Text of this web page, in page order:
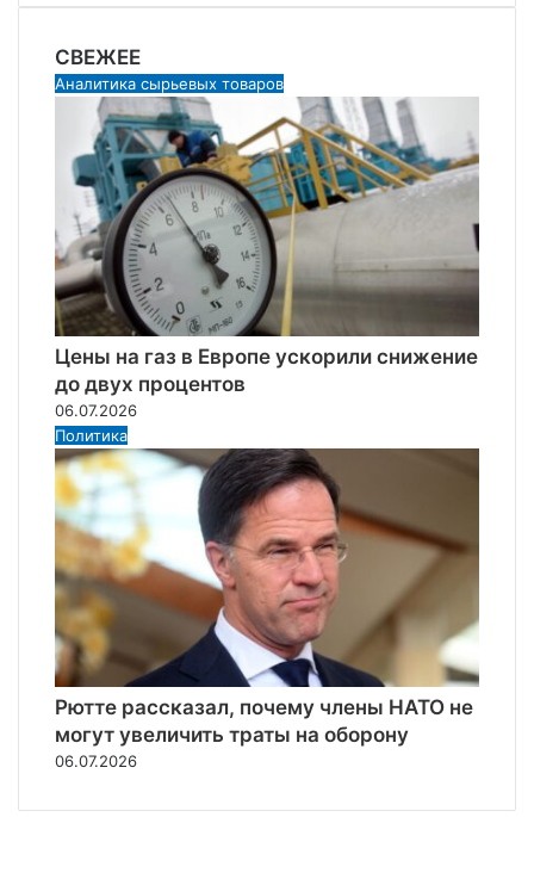
СВЕЖЕЕ
Аналитика сырьевых товаров
Цены на газ в Европе ускорили снижение
до двух процентов
06.07.2026
Политика
Рютте рассказал, почему члены НАТО не
могут увеличить траты на оборону
06.07.2026